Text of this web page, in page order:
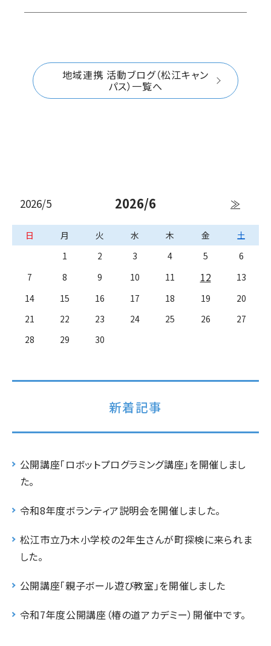
地域連携 活動ブログ（松江キャン
パス）一覧へ
2026/5 2026/6 ≫
日 月 火 水 木 金
土
1
2 3 4 5
6
7
8 9 10 11 12
13
14
15 16 17 18 19
20
21
22 23 24 25 26
27
28
29 30
新着記事
公開講座「ロボットプログラミング講座」を開催しまし
た。
令和8年度ボランティア説明会を開催しました。
松江市立乃木小学校の2年生さんが町探検に来られま
した。
公開講座「親子ボール遊び教室」を開催しました
令和7年度公開講座（椿の道アカデミー）開催中です。